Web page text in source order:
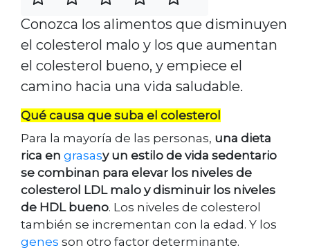
Conozca los alimentos que disminuyen
el colesterol malo y los que aumentan
el colesterol bueno, y empiece el
camino hacia una vida saludable.
Qué causa que suba el colesterol
Para la mayoría de las personas, una dieta
rica en grasasy un estilo de vida sedentario
se combinan para elevar los niveles de
colesterol LDL malo y disminuir los niveles
de HDL bueno. Los niveles de colesterol
también se incrementan con la edad. Y los
genes son otro factor determinante.